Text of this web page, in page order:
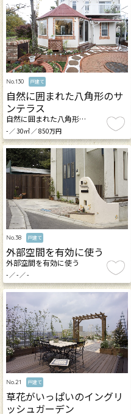
No.130 戸建て
自然に囲まれた八角形のサ
ンテラス
自然に囲まれた八角形…
- ／ 30㎡ ／ 850万円
No.38 戸建て
外部空間を有効に使う
外部空間を有効に使う
- ／ - ／ -
No.21 戸建て
草花がいっぱいのイングリ
ッシュガーデン